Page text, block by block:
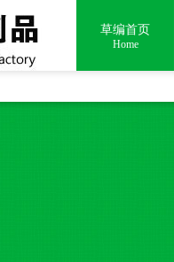
草编首页
Home